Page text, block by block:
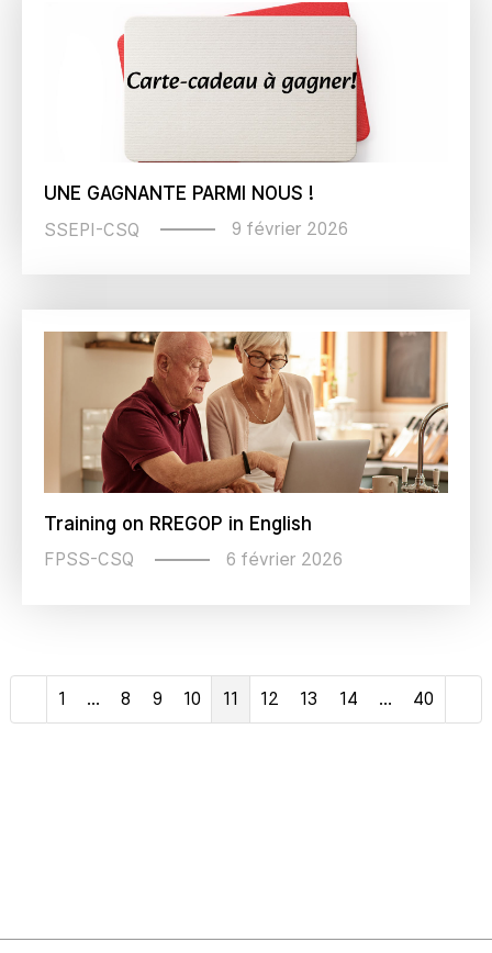
UNE GAGNANTE PARMI NOUS !
SSEPI-CSQ 9 février 2026
Training on RREGOP in English
FPSS-CSQ 6 février 2026
Précédent
1 … 8 9 10 11 12 13 14 … 40